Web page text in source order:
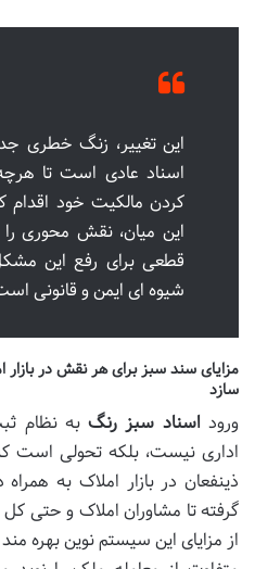
این تغییر، زنگ خطری
اسناد عادی است تا
کردن مالکیت خود اقدام
این میان، نقش محوری را
قطعی برای رفع این
شیوه ای ایمن و قانونی
مزایای سند سبز برای هر نقش در
سازد
ورود اسناد سبز رنگبه نظام
اداری نیست، بلکه تحولی است
ذینفعان در بازار املاک به
گرفته تا مشاوران املاک و حتی
از مزایای این سیستم نوین بهره